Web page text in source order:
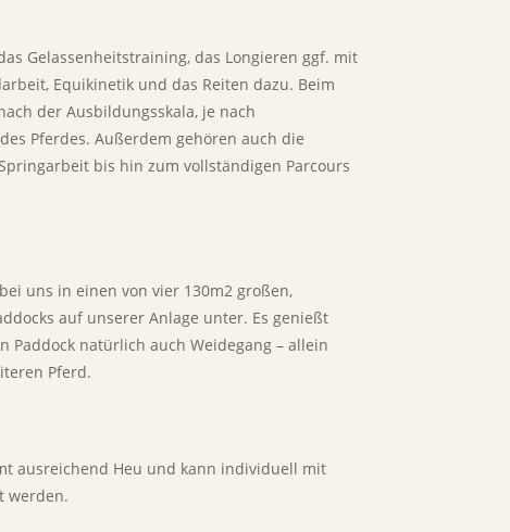
Gelassenheitstraining, das Longieren ggf. mit
Equikinetik und das Reiten dazu. Beim
der Ausbildungsskala, je nach
Pferdes. Außerdem gehören auch die
bis hin zum vollständigen Parcours
uns in einen von vier 130m2 großen,
auf unserer Anlage unter. Es genießt
Paddock natürlich auch Weidegang – allein
Pferd.
ausreichend Heu und kann individuell mit
werden.